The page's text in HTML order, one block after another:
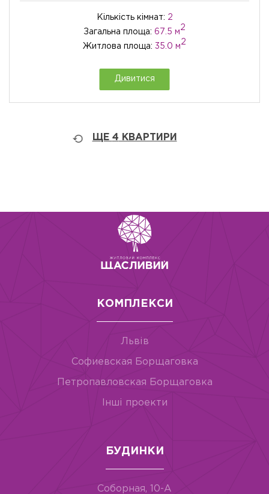
Кількість кімнат: 2
Загальна площа: 67.5 м
2
Житлова площа: 35.0 м
2
Дивитися
ЩЕ 4 КВАРТИРИ
КОМПЛЕКСИ
Львів
Софиевская Борщаговка
Петропавловская Борщаговка
Інші проекти
БУДИНКИ
Соборная, 10-А